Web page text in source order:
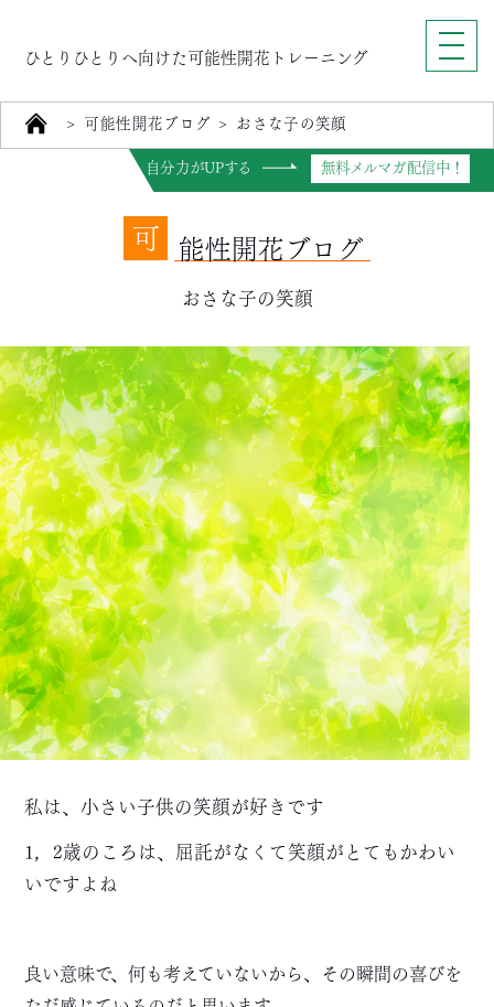
ひとりひとりへ向けた可能性開花トレーニング
> 可能性開花ブログ > おさな子の笑顔
自分力がUPする
無料メルマガ配信中！
可 能性開花ブログ
おさな子の笑顔
私は、小さい子供の笑顔が好きです
1，2歳のころは、屈託がなくて笑顔がとてもかわい
いですよね
良い意味で、何も考えていないから、その瞬間の喜びを